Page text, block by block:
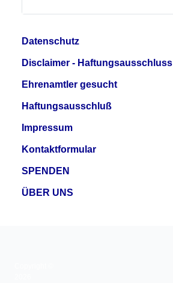
Datenschutz
Disclaimer - Haftungsausschluss
Ehrenamtler gesucht
Haftungsausschluß
Impressum
Kontaktformular
SPENDEN
ÜBER UNS